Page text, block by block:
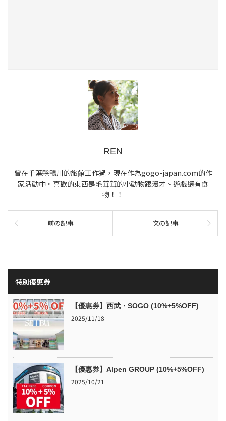
REN
曾在千葉縣鴨川的旅館工作過，現在作為gogo-japan.com的作
家活動中。喜歡的東西是毛茸茸的小動物跟漫才、遊戲還有食
物！！
前の記事 次の記事
特別優惠券
【優惠券】西武・SOGO (10%+5%OFF)
2025/11/18
【優惠券】Alpen GROUP (10%+5%OFF)
2025/10/21